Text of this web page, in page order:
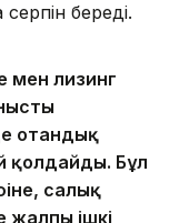
береді.
мен лизинг
отандық
қолдайды. Бұл
салық
жалпы ішкі